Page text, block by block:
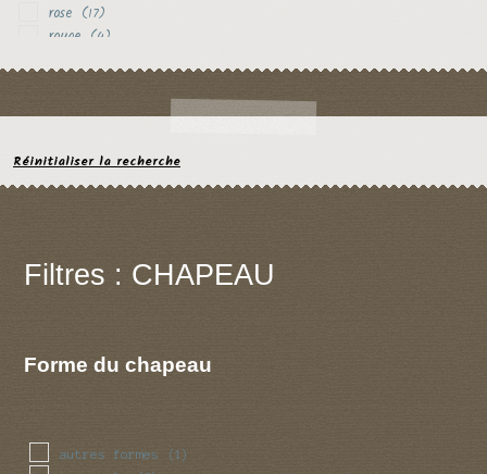
rose (17)
rouge (4)
Réinitialiser la recherche
Filtres : CHAPEAU
Forme du chapeau
autres formes (1)